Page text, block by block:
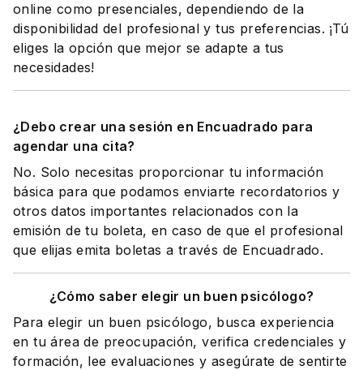
online como presenciales, dependiendo de la
disponibilidad del profesional y tus preferencias. ¡Tú
eliges la opción que mejor se adapte a tus
necesidades!
¿Debo crear una sesión en Encuadrado para
agendar una cita?
No. Solo necesitas proporcionar tu información
básica para que podamos enviarte recordatorios y
otros datos importantes relacionados con la
emisión de tu boleta, en caso de que el profesional
que elijas emita boletas a través de Encuadrado.
¿Cómo saber elegir un buen psicólogo?
Para elegir un buen psicólogo, busca experiencia
en tu área de preocupación, verifica credenciales y
formación, lee evaluaciones y asegúrate de sentirte